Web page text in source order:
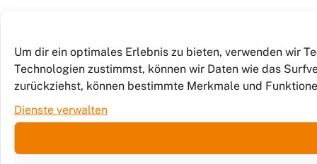
Um dir ein optimales Erlebnis zu bieten, verwenden wir
Technologien zustimmst, können wir Daten wie das
zurückziehst, können bestimmte Merkmale und
Dienste verwalten